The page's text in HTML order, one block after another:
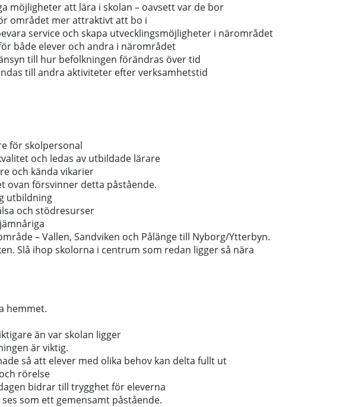
möjligheter att lära i skolan – oavsett var de bor
området mer attraktivt att bo i
service och skapa utvecklingsmöjligheter i närområdet
både elever och andra i närområdet
till hur befolkningen förändras över tid
till andra aktiviteter efter verksamhetstid
för skolpersonal
och ledas av utbildade lärare
och kända vikarier
ovan försvinner detta påstående.
utbildning
och stödresurser
– Vallen, Sandviken och Pålänge till Nyborg/Ytterbyn.
Slå ihop skolorna i centrum som redan ligger så nära
hemmet.
än var skolan ligger
är viktig.
så att elever med olika behov kan delta fullt ut
rörelse
bidrar till trygghet för eleverna
som ett gemensamt påstående.